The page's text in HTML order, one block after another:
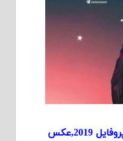
عکس فانتزی دختر برای پروفایل 2019,عکس